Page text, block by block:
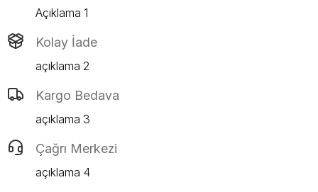
Açıklama 1
Kolay İade
açıklama 2
Kargo Bedava
açıklama 3
Çağrı Merkezi
açıklama 4